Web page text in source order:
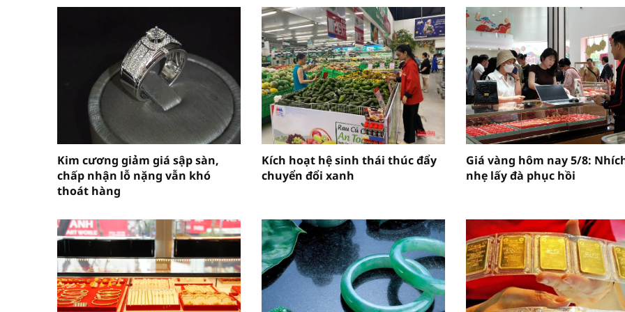
Kim cương giảm giá sập sàn,
chấp nhận lỗ nặng vẫn khó
thoát hàng
Kích hoạt hệ sinh thái thúc đẩy
chuyển đổi xanh
Giá vàng hôm nay 5/8:
nhẹ lấy đà phục hồi